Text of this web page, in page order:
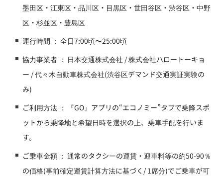
墨田区・江東区・品川区・目黒区・世田谷区・渋谷区・中野
区・杉並区・豊島区
運行時間 ： 全日7:00頃〜25:00頃
協力事業者 ： 日本交通株式会社 / 株式会社ハロートーキョ
ー / 代々木自動車株式会社(渋谷区デマンド交通実証実験の
み)
ご利用方法 ： 『GO』アプリの“エコノミー”タブで乗降スポ
ットから乗降地と希望日時を選択の上、乗車手配を行いま
す。
ご乗車金額 ： 通常のタクシーの運賃・迎車料等の約50-90％
の価格(事前確定運賃計算方法に基づく/ 1席分)でご乗車が可